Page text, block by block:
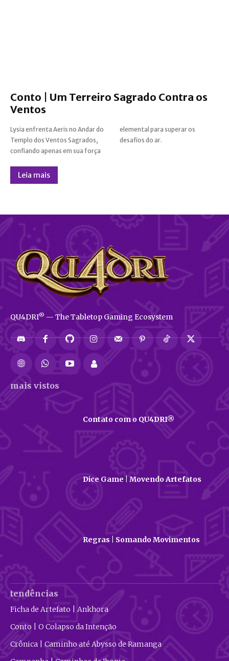
Conto | Um Terreiro Sagrado Contra os
Ventos
Lysia enfrenta Aeris no Andar do
Templo dos Ventos Sagrados,
confiando apenas em sua força
elemental para superar os
desafios do ar.
Leia mais
QU4DRI® — The Tabletop Gaming Ecosystem
mais vistos
Contato com o QU4DRI®
Dice Game | Movendo Artefatos
Regras | Somando Movimentos
tendências
Ficha de Artefato | Ankhora
Conto | O Colapso da Intenção
Crônica | Caminho até Abysso de Ramanga